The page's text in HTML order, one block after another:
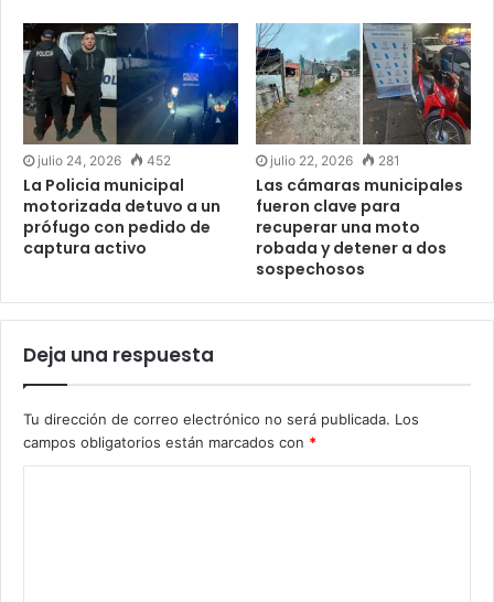
julio 24, 2026 452
La Policia municipal
motorizada detuvo a un
prófugo con pedido de
captura activo
julio 22, 2026 281
Las cámaras municipales
fueron clave para
recuperar una moto
robada y detener a dos
sospechosos
Deja una respuesta
Tu dirección de correo electrónico no será publicada. Los
campos obligatorios están marcados con *